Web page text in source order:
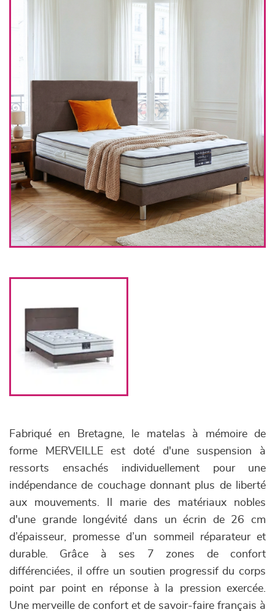
Fabriqué en Bretagne, le matelas à mémoire de
forme MERVEILLE est doté d'une suspension à
ressorts ensachés individuellement pour une
indépendance de couchage donnant plus de liberté
aux mouvements. Il marie des matériaux nobles
d'une grande longévité dans un écrin de 26 cm
d’épaisseur, promesse d’un sommeil réparateur et
durable. Grâce à ses 7 zones de confort
différenciées, il offre un soutien progressif du corps
point par point en réponse à la pression exercée.
Une merveille de confort et de savoir-faire français à